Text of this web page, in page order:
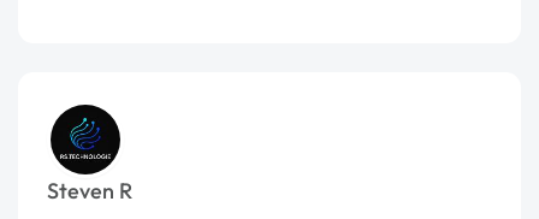
Steven R